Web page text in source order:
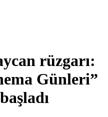
rüzgarı:
Günleri”